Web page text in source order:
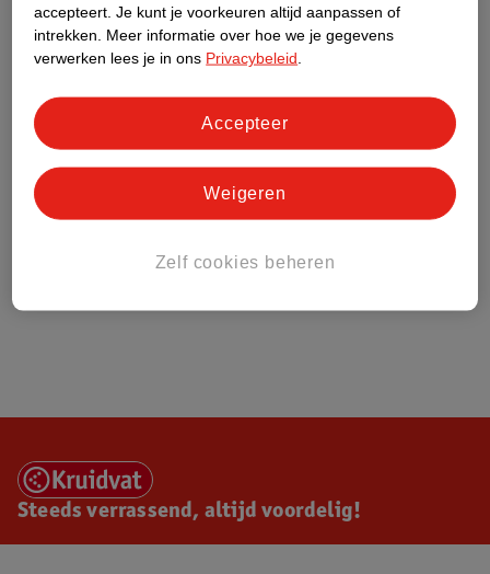
Over Kruidvat
Steeds verrassend, altijd voordelig!
accepteert. Je kunt je voorkeuren altijd aanpassen of
intrekken.
Meer informatie over hoe we je gegevens
verwerken lees je in ons Privacybeleid
Zelf cookies beheren
Weigeren
Accepteer